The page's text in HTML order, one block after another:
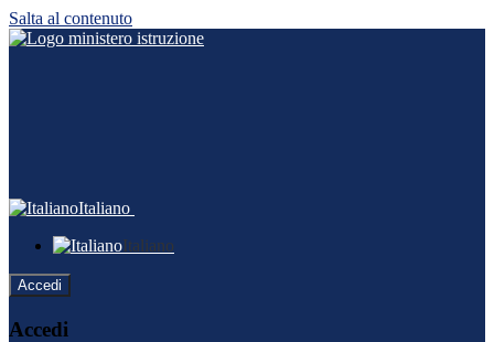
Salta al contenuto
Italiano
Italiano
Accedi
Accedi